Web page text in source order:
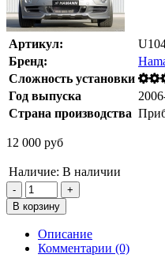
Артикул:
Бренд:
Сложность установки
Год выпуска
Страна производства
12 000 руб
Наличие: В наличии
Описание
Комментарии (0)